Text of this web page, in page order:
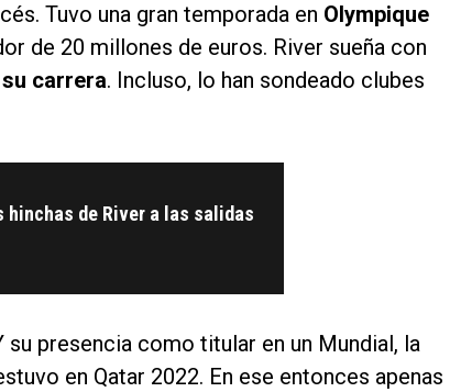
Tuvo una gran temporada en Olympique
de 20 millones de euros. River sueña con
carrera. Incluso, lo han sondeado clubes
hinchas de River a las salidas
presencia como titular en un Mundial, la
en Qatar 2022. En ese entonces apenas